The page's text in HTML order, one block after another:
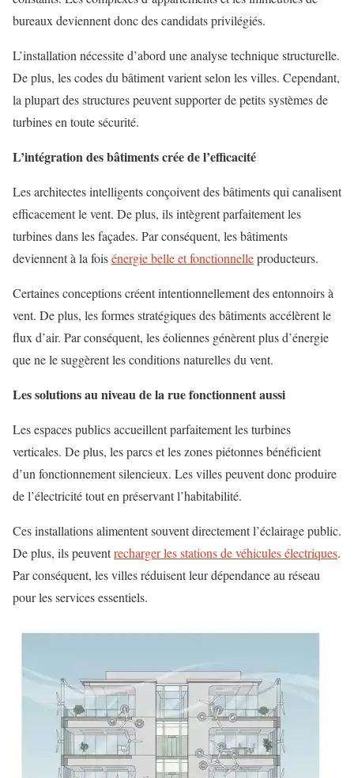
bureaux deviennent donc des candidats privilégiés.
L’installation nécessite d’abord une analyse technique structurelle.
De plus, les codes du bâtiment varient selon les villes. Cependant,
la plupart des structures peuvent supporter de petits systèmes de
turbines en toute sécurité.
L’intégration des bâtiments crée de l’efficacité
Les architectes intelligents conçoivent des bâtiments qui canalisent
efficacement le vent. De plus, ils intègrent parfaitement les
turbines dans les façades. Par conséquent, les bâtiments
deviennent à la foisénergie belle et fonctionnelleproducteurs.
Certaines conceptions créent intentionnellement des entonnoirs à
vent. De plus, les formes stratégiques des bâtiments accélèrent le
flux d’air. Par conséquent, les éoliennes génèrent plus d’énergie
que ne le suggèrent les conditions naturelles du vent.
Les solutions au niveau de la rue fonctionnent aussi
Les espaces publics accueillent parfaitement les turbines
verticales. De plus, les parcs et les zones piétonnes bénéficient
d’un fonctionnement silencieux. Les villes peuvent donc produire
de l’électricité tout en préservant l’habitabilité.
Ces installations alimentent souvent directement l’éclairage public.
De plus, ils peuventrecharger les stations de véhicules électriques.
Par conséquent, les villes réduisent leur dépendance au réseau
pour les services essentiels.